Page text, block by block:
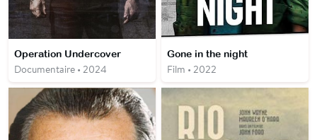
Operation Undercover
Documentaire • 2024
Gone in the night
Film • 2022